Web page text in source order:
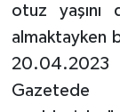
otuz yaşını
almaktayken
Gazetede